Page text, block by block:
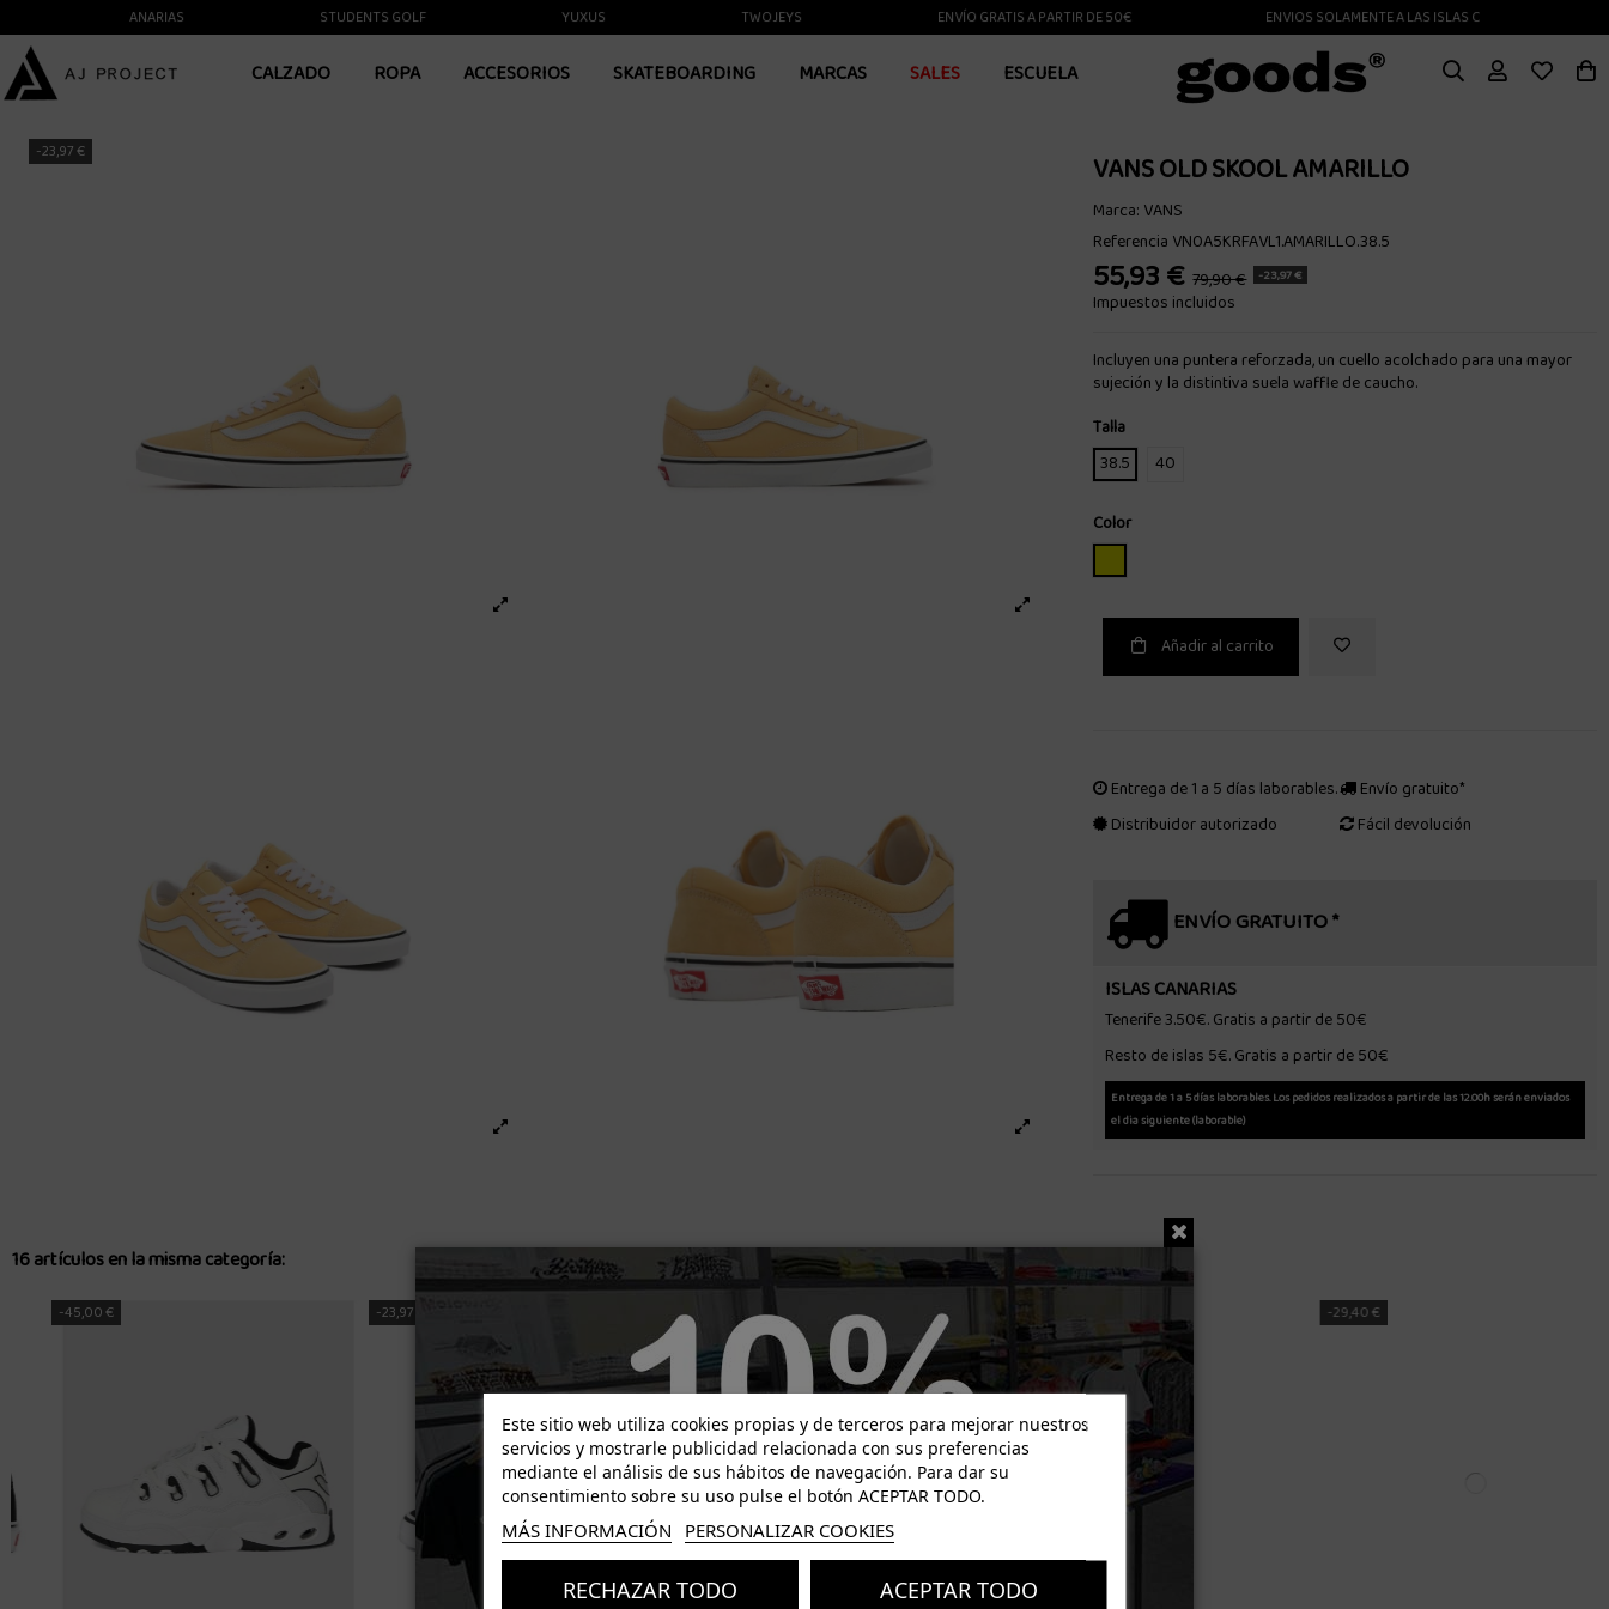
A LAS ISLAS CANARIAS STUDENTS GOLF YUXUS TWOJEYS ENVÍO GRATIS A PARTIR DE 50€ ENVIOS SOLAMENTE A LAS ISLAS CANARIAS
CALZADO ROPA ACCESORIOS SKATEBOARDING MARCAS SALES ESCUELA
-23,97 € VANS OLD SKOOL AMARILLO
Marca: VANS
Referencia VN0A5KRFAVL1.AMARILLO.38.5
55,93 € 79,90 € -23,97 €
Impuestos incluidos
Incluyen una puntera reforzada, un cuello acolchado para una mayor
sujeción y la distintiva suela waffle de caucho.
Talla
38.5
40
Color
Añadir al carrito
Entrega de 1 a 5 días laborables.
Distribuidor autorizado
Envío gratuito*
Fácil devolución
ENVÍO GRATUITO *
ISLAS CANARIAS
Tenerife 3.50€. Gratis a partir de 50€
Resto de islas 5€. Gratis a partir de 50€
Entrega de 1 a 5 días laborables. Los pedidos realizados a partir de las 12.00h serán enviados
el dia siguiente (laborable)
16 artículos en la misma categoría:
-23,97 € -26,97 € -29,40 € -30,00 €
Este sitio web utiliza cookies propias y de terceros para mejorar nuestros
servicios y mostrarle publicidad relacionada con sus preferencias
mediante el análisis de sus hábitos de navegación. Para dar su
consentimiento sobre su uso pulse el botón ACEPTAR TODO.
MÁS INFORMACIÓN PERSONALIZAR COOKIES
RECHAZAR TODO ACEPTAR TODO